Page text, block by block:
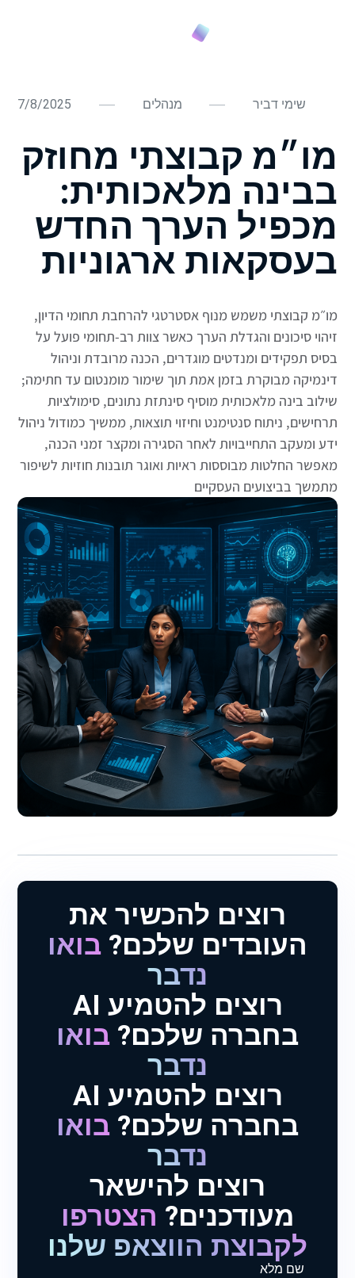
שימי דביר מנהלים 7/8/2025
מו״מ קבוצתי מחוזק
בבינה מלאכותית:
מכפיל הערך החדש
בעסקאות ארגוניות
מו״מ קבוצתי משמש מנוף אסטרטגי להרחבת תחומי הדיון,
זיהוי סיכונים והגדלת הערך כאשר צוות רב-תחומי פועל על
בסיס תפקידים ומנדטים מוגדרים, הכנה מרובדת וניהול
דינמיקה מבוקרת בזמן אמת תוך שימור מומנטום עד חתימה;
שילוב בינה מלאכותית מוסיף סינתזת נתונים, סימולציות
תרחישים, ניתוח סנטימנט וחיזוי תוצאות, ממשיך כמודול ניהול
ידע ומעקב התחייבויות לאחר הסגירה ומקצר זמני הכנה,
מאפשר החלטות מבוססות ראיות ואוגר תובנות חוזיות לשיפור
מתמשך בביצועים העסקיים
רוצים להכשיר את
העובדים שלכם? בואו
נדבר
רוצים להטמיע AI
בחברה שלכם? בואו
נדבר
רוצים להטמיע AI
בחברה שלכם? בואו
נדבר
רוצים להישאר
מעודכנים? הצטרפו
לקבוצת הווצאפ שלנו
שם מלא